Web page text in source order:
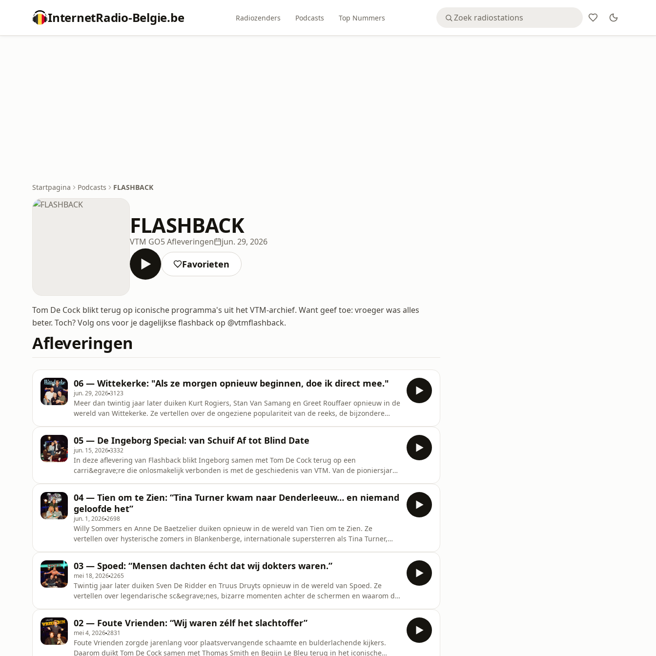
InternetRadio-Belgie.be Radiozenders Podcasts Top Nummers
Startpagina Podcasts FLASHBACK
FLASHBACK
VTM GO5 Afleveringen jun. 29, 2026
Favorieten
Tom De Cock blikt terug op iconische programma's uit het VTM-archief. Want geef toe: vroeger was alles
beter. Toch? Volg ons voor je dagelijkse flashback op @vtmflashback.
Afleveringen
06 — Wittekerke: "Als ze morgen opnieuw beginnen, doe ik direct mee."
jun. 29, 20263123
Meer dan twintig jaar later duiken Kurt Rogiers, Stan Van Samang en Greet Rouffaer opnieuw in de
wereld van Wittekerke. Ze vertellen over de ongeziene populariteit van de reeks, de bijzondere
archief. Bekijk Fla
05 — De Ingeborg Special: van Schuif Af tot Blind Date
jun. 15, 20263332
In deze aflevering van Flashback blikt Ingeborg samen met Tom De Cock terug op een
carri&egrave;re die onlosmakelijk verbonden is met de geschiedenis van VTM. Van de pioniersjaren
ons mee langs de hoogtepunten van
04 — Tien om te Zien: “Tina Turner kwam naar Denderleeuw… en niemand
geloofde het”
jun. 1, 20262698
Willy Sommers en Anne De Baetzelier duiken opnieuw in de wereld van Tien om te Zien. Ze
vertellen over hysterische zomers in Blankenberge, internationale supersterren als Tina Turner,
vergeten is Vlaanderen het duide
03 — Spoed: “Mensen dachten écht dat wij dokters waren.”
mei 18, 20262265
Twintig jaar later duiken Sven De Ridder en Truus Druyts opnieuw in de wereld van Spoed. Ze
vertellen over legendarische sc&egrave;nes, bizarre momenten achter de schermen en waarom die
iconisch programma uit het V
02 — Foute Vrienden: “Wij waren zélf het slachtoffer”
mei 4, 20262831
Foute Vrienden zorgde jarenlang voor plaatsvervangende schaamte en bulderlachende kijkers.
Daarom duikt Tom De Cock samen met Thomas Smith en Begijn Le Bleu terug in het iconische